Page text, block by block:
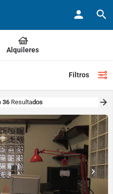
Alquileres